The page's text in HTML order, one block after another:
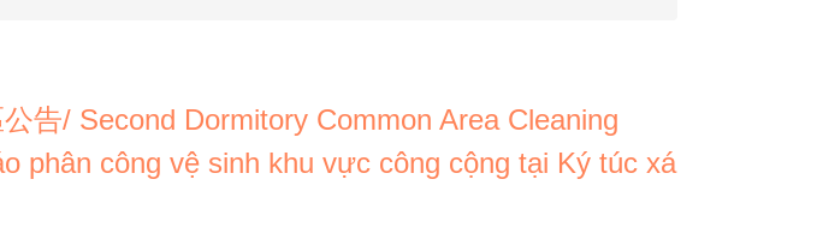
告/ Second Dormitory Common Area Cleaning
phân công vệ sinh khu vực công cộng tại Ký túc xá